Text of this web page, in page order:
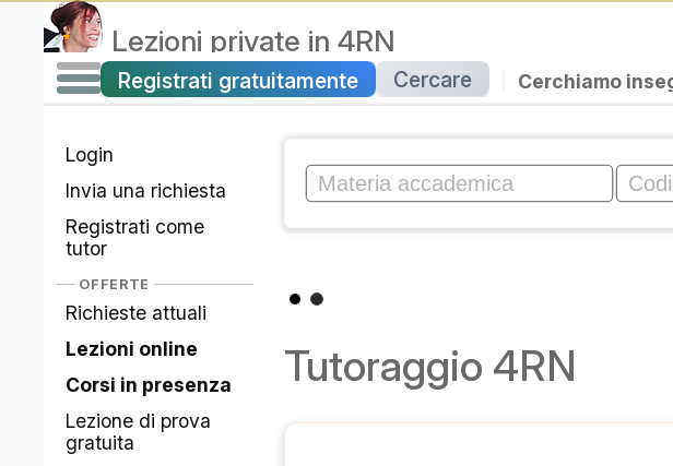
Lezioni private in4RN
Registrati gratuitamente Cercare Cerchiamo
Login
Invia una richiesta
Registrati come
tutor
OFFERTE
Richieste attuali
Lezioni online
Corsi in presenza
Lezione di prova
gratuita
Tutoraggio 4RN